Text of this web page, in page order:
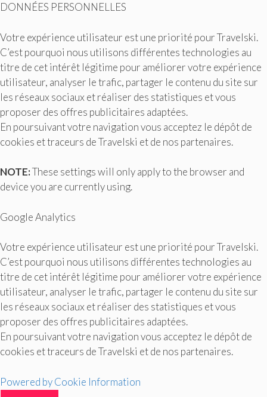
DONNÉES PERSONNELLES
Votre expérience utilisateur est une priorité pour Travelski.
C’est pourquoi nous utilisons différentes technologies au
titre de cet intérêt légitime pour améliorer votre expérience
utilisateur, analyser le trafic, partager le contenu du site sur
les réseaux sociaux et réaliser des statistiques et vous
proposer des offres publicitaires adaptées.
En poursuivant votre navigation vous acceptez le dépôt de
cookies et traceurs de Travelski et de nos partenaires.
NOTE:These settings will only apply to the browser and
device you are currently using.
Google Analytics
Votre expérience utilisateur est une priorité pour Travelski.
C’est pourquoi nous utilisons différentes technologies au
titre de cet intérêt légitime pour améliorer votre expérience
utilisateur, analyser le trafic, partager le contenu du site sur
les réseaux sociaux et réaliser des statistiques et vous
proposer des offres publicitaires adaptées.
En poursuivant votre navigation vous acceptez le dépôt de
cookies et traceurs de Travelski et de nos partenaires.
Powered by Cookie Information